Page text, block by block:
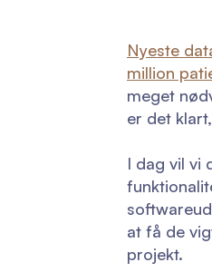
Nyeste
million
meget
er det
I dag vil vi
at få de
projekt.